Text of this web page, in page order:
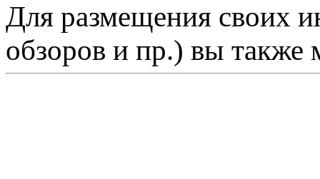
Для размещения своих
обзоров и пр.) вы также